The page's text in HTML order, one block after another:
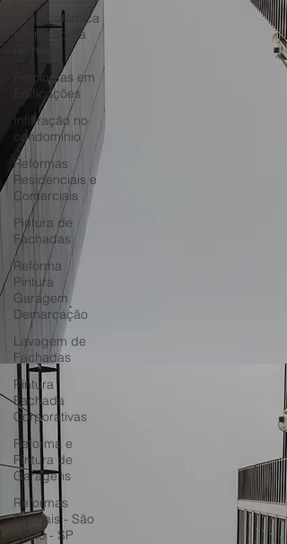
A tão polêmica
alteração da
fachada
Patologias em
Edificações
Infiltração no
condomínio
Reformas
Residenciais e
Comerciais
Pintura de
Fachadas
Reforma
Pintura
Garagem
Demarcação
Lavagem de
Fachadas
Pintura
Fachada
Corporativas
Reforma e
Pintura de
Garagens
Reformas
Prediais - São
Paulo - SP